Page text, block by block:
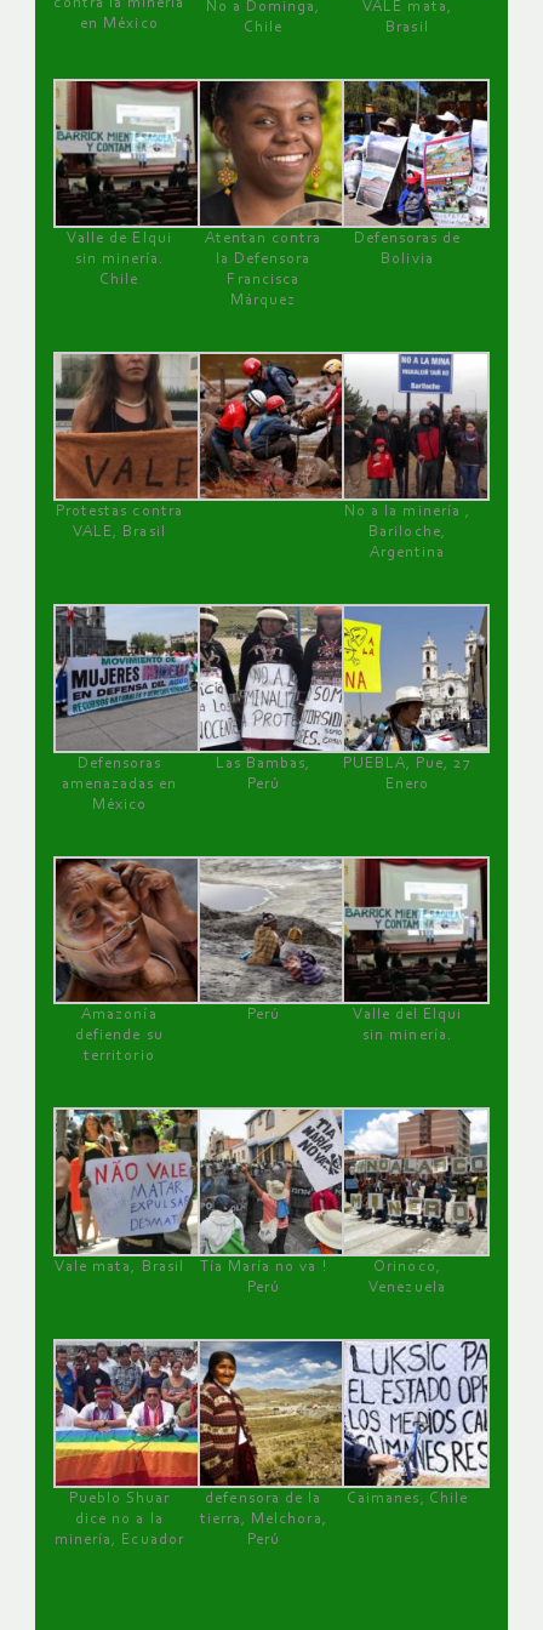
contra la minería
en México
No a Dominga,
Chile
VALE mata,
Brasil
Valle de Elqui
sin minería.
Chile
Atentan contra
la Defensora
Francisca
Márquez
Defensoras de
Bolivia
Protestas contra
VALE, Brasil
No a la minería ,
Bariloche,
Argentina
Defensoras
amenazadas en
México
Las Bambas,
Perú
PUEBLA, Pue, 27
Enero
Amazonía
defiende su
territorio
Perú
Valle del Elqui
sin minería.
Vale mata, Brasil
Tía María no va !
Perú
Orinoco,
Venezuela
Pueblo Shuar
dice no a la
minería, Ecuador
defensora de la
tierra, Melchora,
Perú
Caimanes, Chile